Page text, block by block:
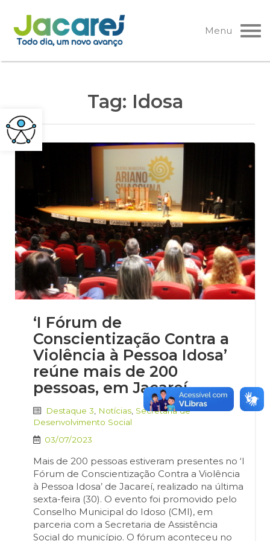
Pular
para
o
Menu
Tag: Idosa
‘I Fórum de
Conscientização Contra a
Violência à Pessoa Idosa’
reúne mais de 200
pessoas, em Jacareí
Destaque 3 Notícias Secretaria de
Desenvolvimento Social
03/07/2023
Mais de 200 pessoas estiveram presentes no ‘I
Fórum de Conscientização Contra a Violência
à Pessoa Idosa’ de Jacareí, realizado na última
sexta-feira (30). O evento foi promovido pelo
Conselho Municipal do Idoso (CMI), em
parceria com a Secretaria de Assistência
Social do município. O fórum aconteceu no